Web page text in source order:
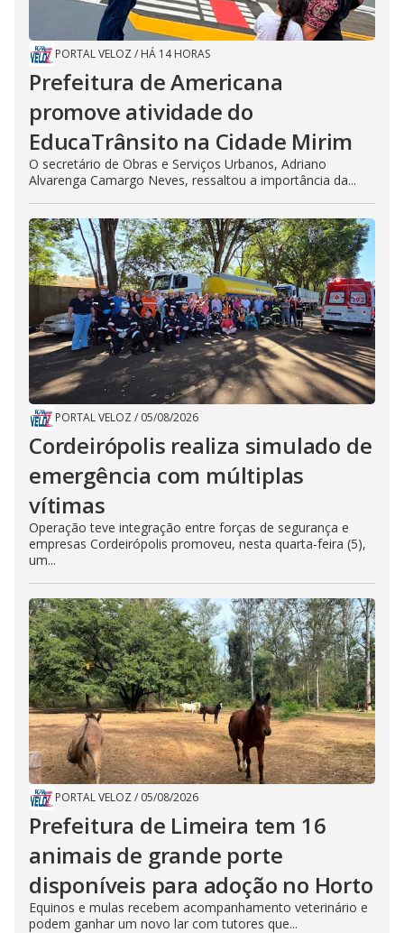
PORTAL VELOZ / HÁ 14 HORAS
Prefeitura de Americana
promove atividade do
EducaTrânsito na Cidade Mirim
O secretário de Obras e Serviços Urbanos, Adriano
Alvarenga Camargo Neves, ressaltou a importância da...
PORTAL VELOZ / 05/08/2026
Cordeirópolis realiza simulado de
emergência com múltiplas
vítimas
Operação teve integração entre forças de segurança e
empresas Cordeirópolis promoveu, nesta quarta-feira (5),
um...
PORTAL VELOZ / 05/08/2026
Prefeitura de Limeira tem 16
animais de grande porte
disponíveis para adoção no Horto
Equinos e mulas recebem acompanhamento veterinário e
podem ganhar um novo lar com tutores que...